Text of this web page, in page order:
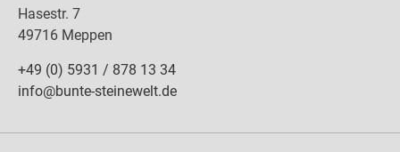
Hasestr. 7
49716 Meppen
+49 (0) 5931 / 878 13 34
info@bunte-steinewelt.de